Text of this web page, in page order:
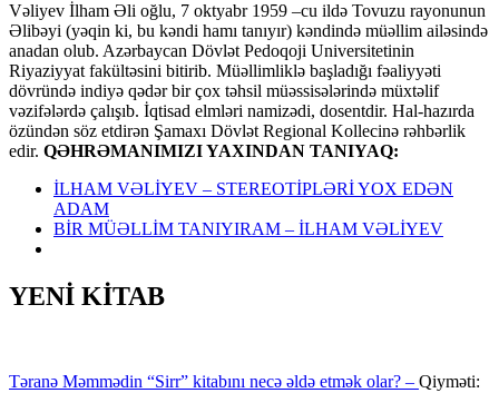
Vəliyev İlham Əli oğlu, 7 oktyabr 1959 –cu ildə Tovuzu rayonunun
Əlibəyi (yəqin ki, bu kəndi hamı tanıyır) kəndində müəllim ailəsində
anadan olub. Azərbaycan Dövlət Pedoqoji Universitetinin
Riyaziyyat fakültəsini bitirib. Müəllimliklə başladığı fəaliyyəti
dövründə indiyə qədər bir çox təhsil müəssisələrində müxtəlif
vəzifələrdə çalışıb. İqtisad elmləri namizədi, dosentdir. Hal-hazırda
özündən söz etdirən Şamaxı Dövlət Regional Kollecinə rəhbərlik
edir. QƏHRƏMANIMIZI YAXINDAN TANIYAQ:
İLHAM VƏLİYEV – STEREOTİPLƏRİ YOX EDƏN
ADAM
BİR MÜƏLLİM TANIYIRAM – İLHAM VƏLİYEV
YENİ KİTAB
Təranə Məmmədin “Sirr” kitabını necə əldə etmək olar? – Qiyməti: